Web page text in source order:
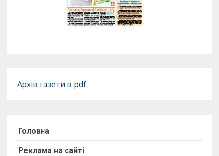
Архів газети в pdf
Головна
Реклама на сайті